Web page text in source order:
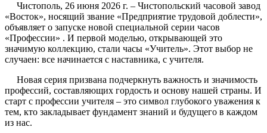
Чистополь, 26 июня 2026 г. – Чистопольский часовой завод
«Восток», носящий звание «Предприятие трудовой доблести»,
объявляет о запуске новой специальной серии часов
«Профессии» . И первой моделью, открывающей это
значимую коллекцию, стали часы «Учитель». Этот выбор не
случаен: все начинается с наставника, с учителя.
Новая серия призвана подчеркнуть важность и значимость
профессий, составляющих гордость и основу нашей страны. И
старт с профессии учителя – это символ глубокого уважения к
тем, кто закладывает фундамент знаний и будущего в каждом
из нас.